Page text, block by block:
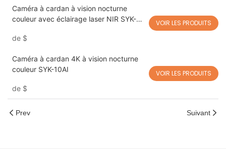
Caméra à cardan à vision nocturne
couleur avec éclairage laser NIR SYK-
de $
VOIR LES PRODUITS
Caméra à cardan 4K à vision nocturne
couleur SYK-10AI
de $
VOIR LES PRODUITS
Prev Suivant